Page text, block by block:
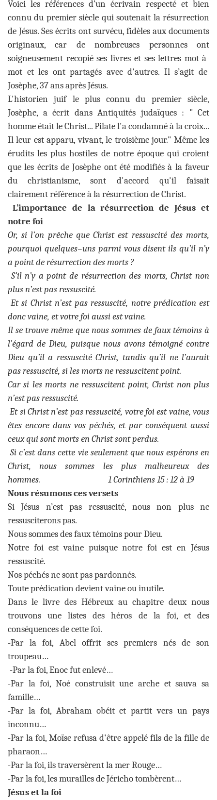
Voici les références d’un écrivain respecté et bien
connu du premier siècle qui soutenait la résurrection
de Jésus. Ses écrits ont survécu, fidèles aux documents
originaux, car de nombreuses personnes ont
soigneusement recopié ses livres et ses lettres mot-à-
mot et les ont partagés avec d'autres. Il s’agit de
Josèphe, 37 ans après Jésus.
L'historien juif le plus connu du premier siècle,
Josèphe, a écrit dans Antiquités judaïques : " Cet
homme était le Christ... Pilate l'a condamné à la croix...
Il leur est apparu, vivant, le troisième jour." Même les
érudits les plus hostiles de notre époque qui croient
que les écrits de Josèphe ont été modifiés à la faveur
du christianisme, sont d'accord qu'il faisait
clairement référence à la résurrection de Christ.
L’importance de la résurrection de Jésus et
notre foi
Or, si l’on prêche que Christ est ressuscité des morts,
pourquoi quelques–uns parmi vous disent ils qu’il n’y
a point de résurrection des morts ?
S’il n’y a point de résurrection des morts, Christ non
plus n’est pas ressuscité.
Et si Christ n’est pas ressuscité, notre prédication est
donc vaine, et votre foi aussi est vaine.
Il se trouve même que nous sommes de faux témoins à
l’égard de Dieu, puisque nous avons témoigné contre
Dieu qu’il a ressuscité Christ, tandis qu’il ne l’aurait
pas ressuscité, si les morts ne ressuscitent point.
Car si les morts ne ressuscitent point, Christ non plus
n’est pas ressuscité.
Et si Christ n’est pas ressuscité, votre foi est vaine, vous
êtes encore dans vos péchés, et par conséquent aussi
ceux qui sont morts en Christ sont perdus.
Si c’est dans cette vie seulement que nous espérons en
Christ, nous sommes les plus malheureux des
hommes. 1 Corinthiens 15 : 12 à 19
Nous résumons ces versets
Si Jésus n’est pas ressuscité, nous non plus ne
ressusciterons pas.
Nous sommes des faux témoins pour Dieu.
Notre foi est vaine puisque notre foi est en Jésus
ressuscité.
Nos péchés ne sont pas pardonnés.
Toute prédication devient vaine ou inutile.
Dans le livre des Hébreux au chapitre deux nous
trouvons une listes des héros de la foi, et des
conséquences de cette foi.
-Par la foi, Abel offrit ses premiers nés de son
troupeau…
-Par la foi, Enoc fut enlevé…
-Par la foi, Noé construisit une arche et sauva sa
famille…
-Par la foi, Abraham obéit et partit vers un pays
inconnu…
-Par la foi, Moïse refusa d'être appelé fils de la fille de
pharaon…
-Par la foi, ils traversèrent la mer Rouge…
-Par la foi, les murailles de Jéricho tombèrent…
Jésus et la foi